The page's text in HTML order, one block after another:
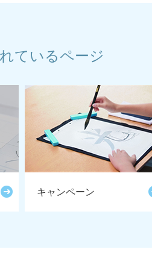
ているページ
キャンペーン